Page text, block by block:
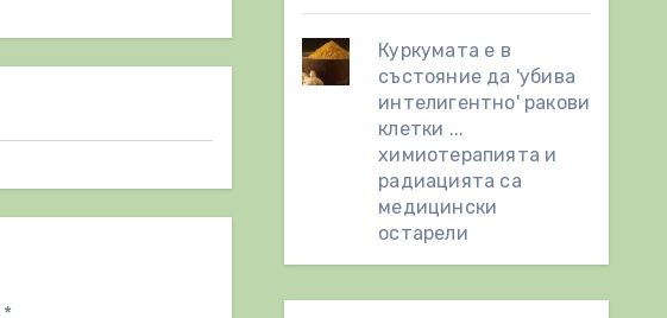
Куркумата е в
състояние да 'убива
интелигентно' ракови
клетки ...
химиотерапията и
радиацията са
медицински
остарели